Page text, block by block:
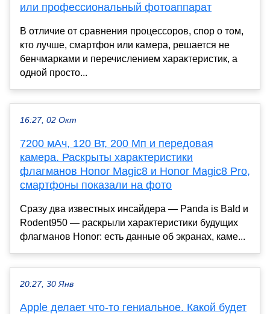
или профессиональный фотоаппарат
В отличие от сравнения процессоров, спор о том,
кто лучше, смартфон или камера, решается не
бенчмарками и перечислением характеристик, а
одной просто...
16:27, 02 Окт
7200 мАч, 120 Вт, 200 Мп и передовая
камера. Раскрыты характеристики
флагманов Honor Magic8 и Honor Magic8 Pro,
смартфоны показали на фото
Сразу два известных инсайдера — Panda is Bald и
Rodent950 — раскрыли характеристики будущих
флагманов Honor: есть данные об экранах, каме...
20:27, 30 Янв
Apple делает что-то гениальное. Какой будет